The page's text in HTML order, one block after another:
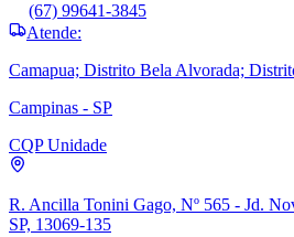
(67) 99641-3845
Atende:
Camapua; Distrito Bela Alvorada;
Campinas - SP
CQPUnidade
R. Ancilla Tonini Gago, Nº 565 - Jd.
SP, 13069-135